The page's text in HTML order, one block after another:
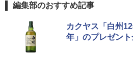
編集部のおすすめ記事
カクヤス「白州
年」のプレゼン